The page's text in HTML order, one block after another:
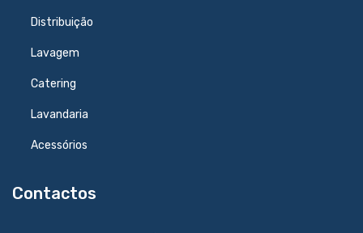
Distribuição
Lavagem
Catering
Lavandaria
Acessórios
Contactos